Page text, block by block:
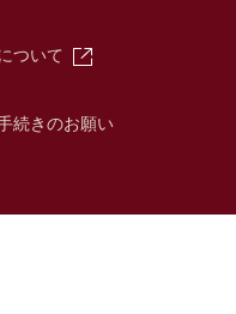
ついて
続きのお願い